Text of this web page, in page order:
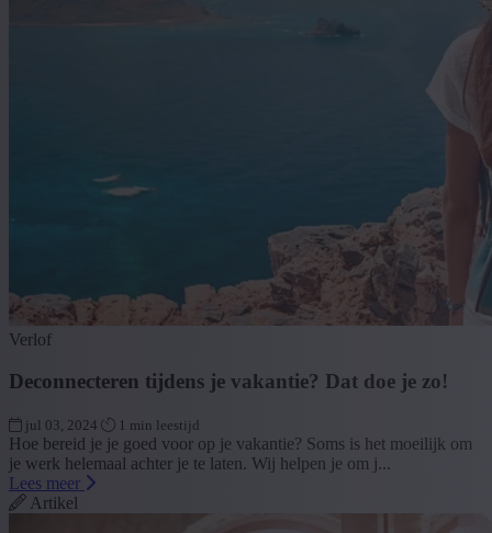
Verlof
Deconnecteren tijdens je vakantie? Dat doe je zo!
jul 03, 2024 1 min leestijd
Hoe bereid je je goed voor op je vakantie? Soms is het moeilijk om
je werk helemaal achter je te laten. Wij helpen je om j...
Lees meer
Artikel